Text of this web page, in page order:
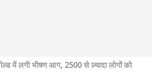
में लगी भीषण आग, 2500 से ज़्यादा लोगों को